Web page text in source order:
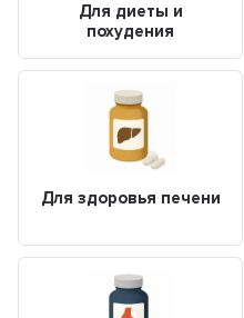
Для диеты и
похудения
Для здоровья печени